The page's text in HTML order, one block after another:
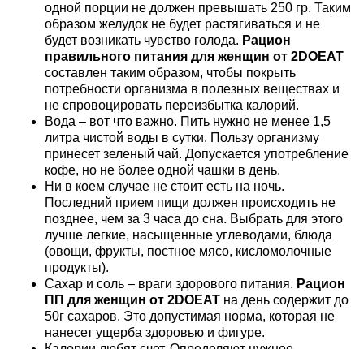
одной порции не должен превышать 250 гр. Таким
образом желудок не будет растягиваться и не
будет возникать чувство голода. Рацион
правильного питания для женщин от 2DOEAT
составлен таким образом, чтобы покрыть
потребности организма в полезных веществах и
не спровоцировать переизбытка калорий.
Вода – вот что важно. Пить нужно не менее 1,5
литра чистой воды в сутки. Пользу организму
принесет зеленый чай. Допускается употребление
кофе, но не более одной чашки в день.
Ни в коем случае не стоит есть на ночь.
Последний прием пищи должен происходить не
позднее, чем за 3 часа до сна. Выбрать для этого
лучше легкие, насыщенные углеводами, блюда
(овощи, фрукты, постное мясо, кисломолочные
продукты).
Сахар и соль – враги здорового питания. Рацион
ПП для женщин от 2DOEAT на день содержит до
50г сахаров. Это допустимая норма, которая не
нанесет ущерба здоровью и фигуре.